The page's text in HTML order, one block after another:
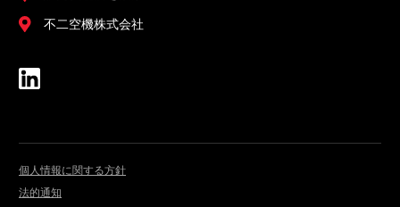
不二空機株式会社
個人情報に関する方針
法的通知